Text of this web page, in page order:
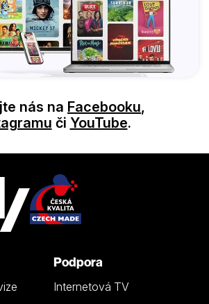
nás na Facebooku,
či YouTube.
Podpora
Internetová TV